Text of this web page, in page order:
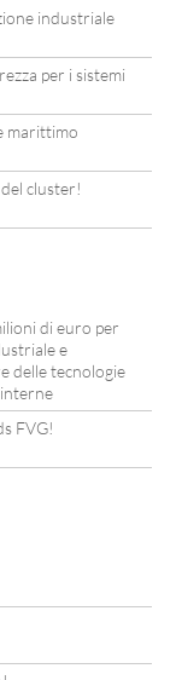
industriale
per i sistemi
marittimo
cluster!
di euro per
e
delle tecnologie
FVG!